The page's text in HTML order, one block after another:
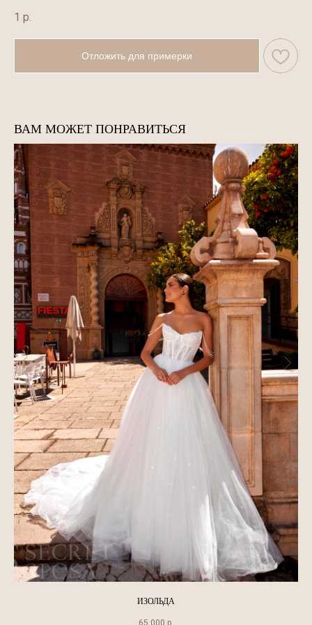
1 р.
Отложить для примерки
ВАМ МОЖЕТ ПОНРАВИТЬСЯ
ИЗОЛЬДА
65 000 р.